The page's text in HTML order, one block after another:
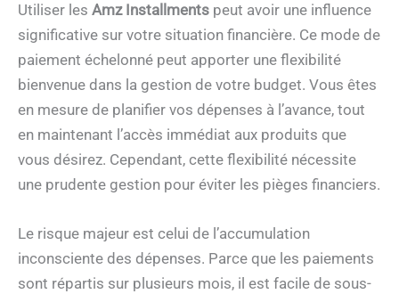
Utiliser les Amz Installments peut avoir une influence
significative sur votre situation financière. Ce mode de
paiement échelonné peut apporter une flexibilité
bienvenue dans la gestion de votre budget. Vous êtes
en mesure de planifier vos dépenses à l’avance, tout
en maintenant l’accès immédiat aux produits que
vous désirez. Cependant, cette flexibilité nécessite
une prudente gestion pour éviter les pièges financiers.
Le risque majeur est celui de l’accumulation
inconsciente des dépenses. Parce que les paiements
sont répartis sur plusieurs mois, il est facile de sous-